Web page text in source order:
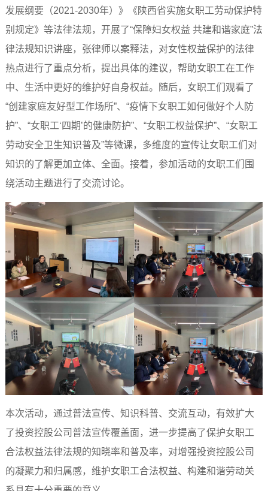
发展纲要（2021-2030年）》《陕西省实施女职工劳动保护特
别规定》等法律法规，开展了“保障妇女权益 共建和谐家庭”法
律法规知识讲座，张律师以案释法，对女性权益保护的法律
热点进行了重点分析，提出具体的建议，帮助女职工在工作
中、生活中更好的维护好自身权益。随后，女职工们观看了
“创建家庭友好型工作场所”、“疫情下女职工如何做好个人防
护”、“女职工‘四期’的健康防护”、“女职工权益保护”、“女职工
劳动安全卫生知识普及”等微课，多维度的宣传让女职工们对
知识的了解更加立体、全面。接着，参加活动的女职工们围
绕活动主题进行了交流讨论。
本次活动，通过普法宣传、知识科普、交流互动，有效扩大
了投资控股公司普法宣传覆盖面，进一步提高了保护女职工
合法权益法律法规的知晓率和普及率，对增强投资控股公司
的凝聚力和归属感，维护女职工合法权益、构建和谐劳动关